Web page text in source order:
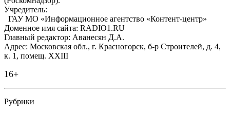
Учредитель:
ГАУ МО «Информационное агентство «Контент-центр»
Доменное имя сайта: RADIO1.RU
Главный редактор: Аванесян Д.А.
Адрес: Московская обл., г. Красногорск, б-р Строителей, д. 4,
к. 1, помещ. XXIII
16+
Рубрики